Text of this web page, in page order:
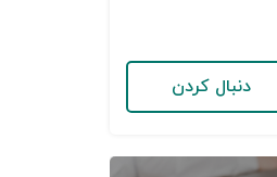
دنبال کردن